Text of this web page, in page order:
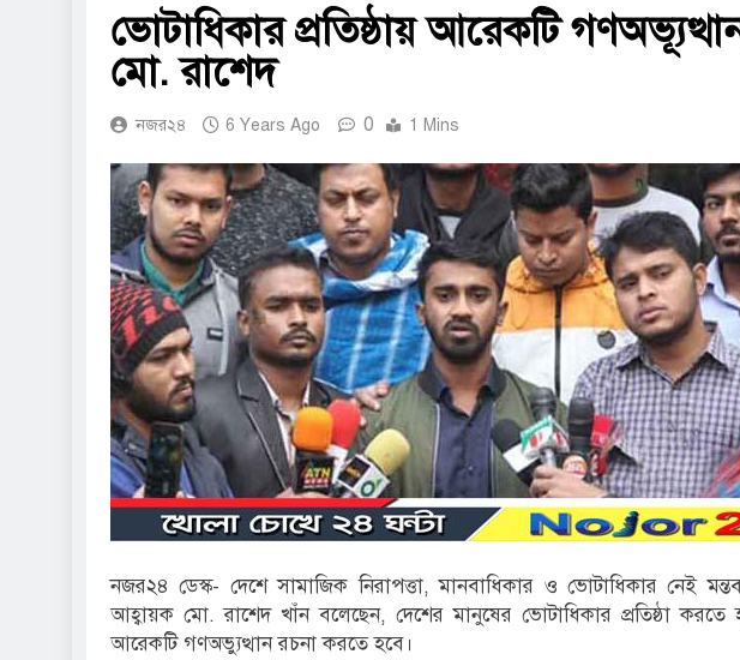
ভোটাধিকার প্রতিষ্ঠায় আরেকটি
মো. রাশেদ
নজর২৪ 6 Years Ago 0 1 Mins
নজর২৪ ডেস্ক- দেশে সামাজিক নিরাপত্তা, মানবাধিকার ও ভোটাধিকার নেই
আহ্বায়ক মো. রাশেদ খাঁন বলেছেন, দেশের মানুষের ভোটাধিকার প্রতিষ্ঠা
আরেকটি গণঅভ্যুত্থান রচনা করতে হবে।